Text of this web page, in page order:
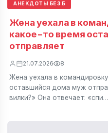
АНЕКДОТЫ БЕЗ Б
Жена уехала в
какое-то время
отправляет
21.07.2026 8
Жена уехала в
оставшийся дома муж
вилки?» Она отвечает: «спи…